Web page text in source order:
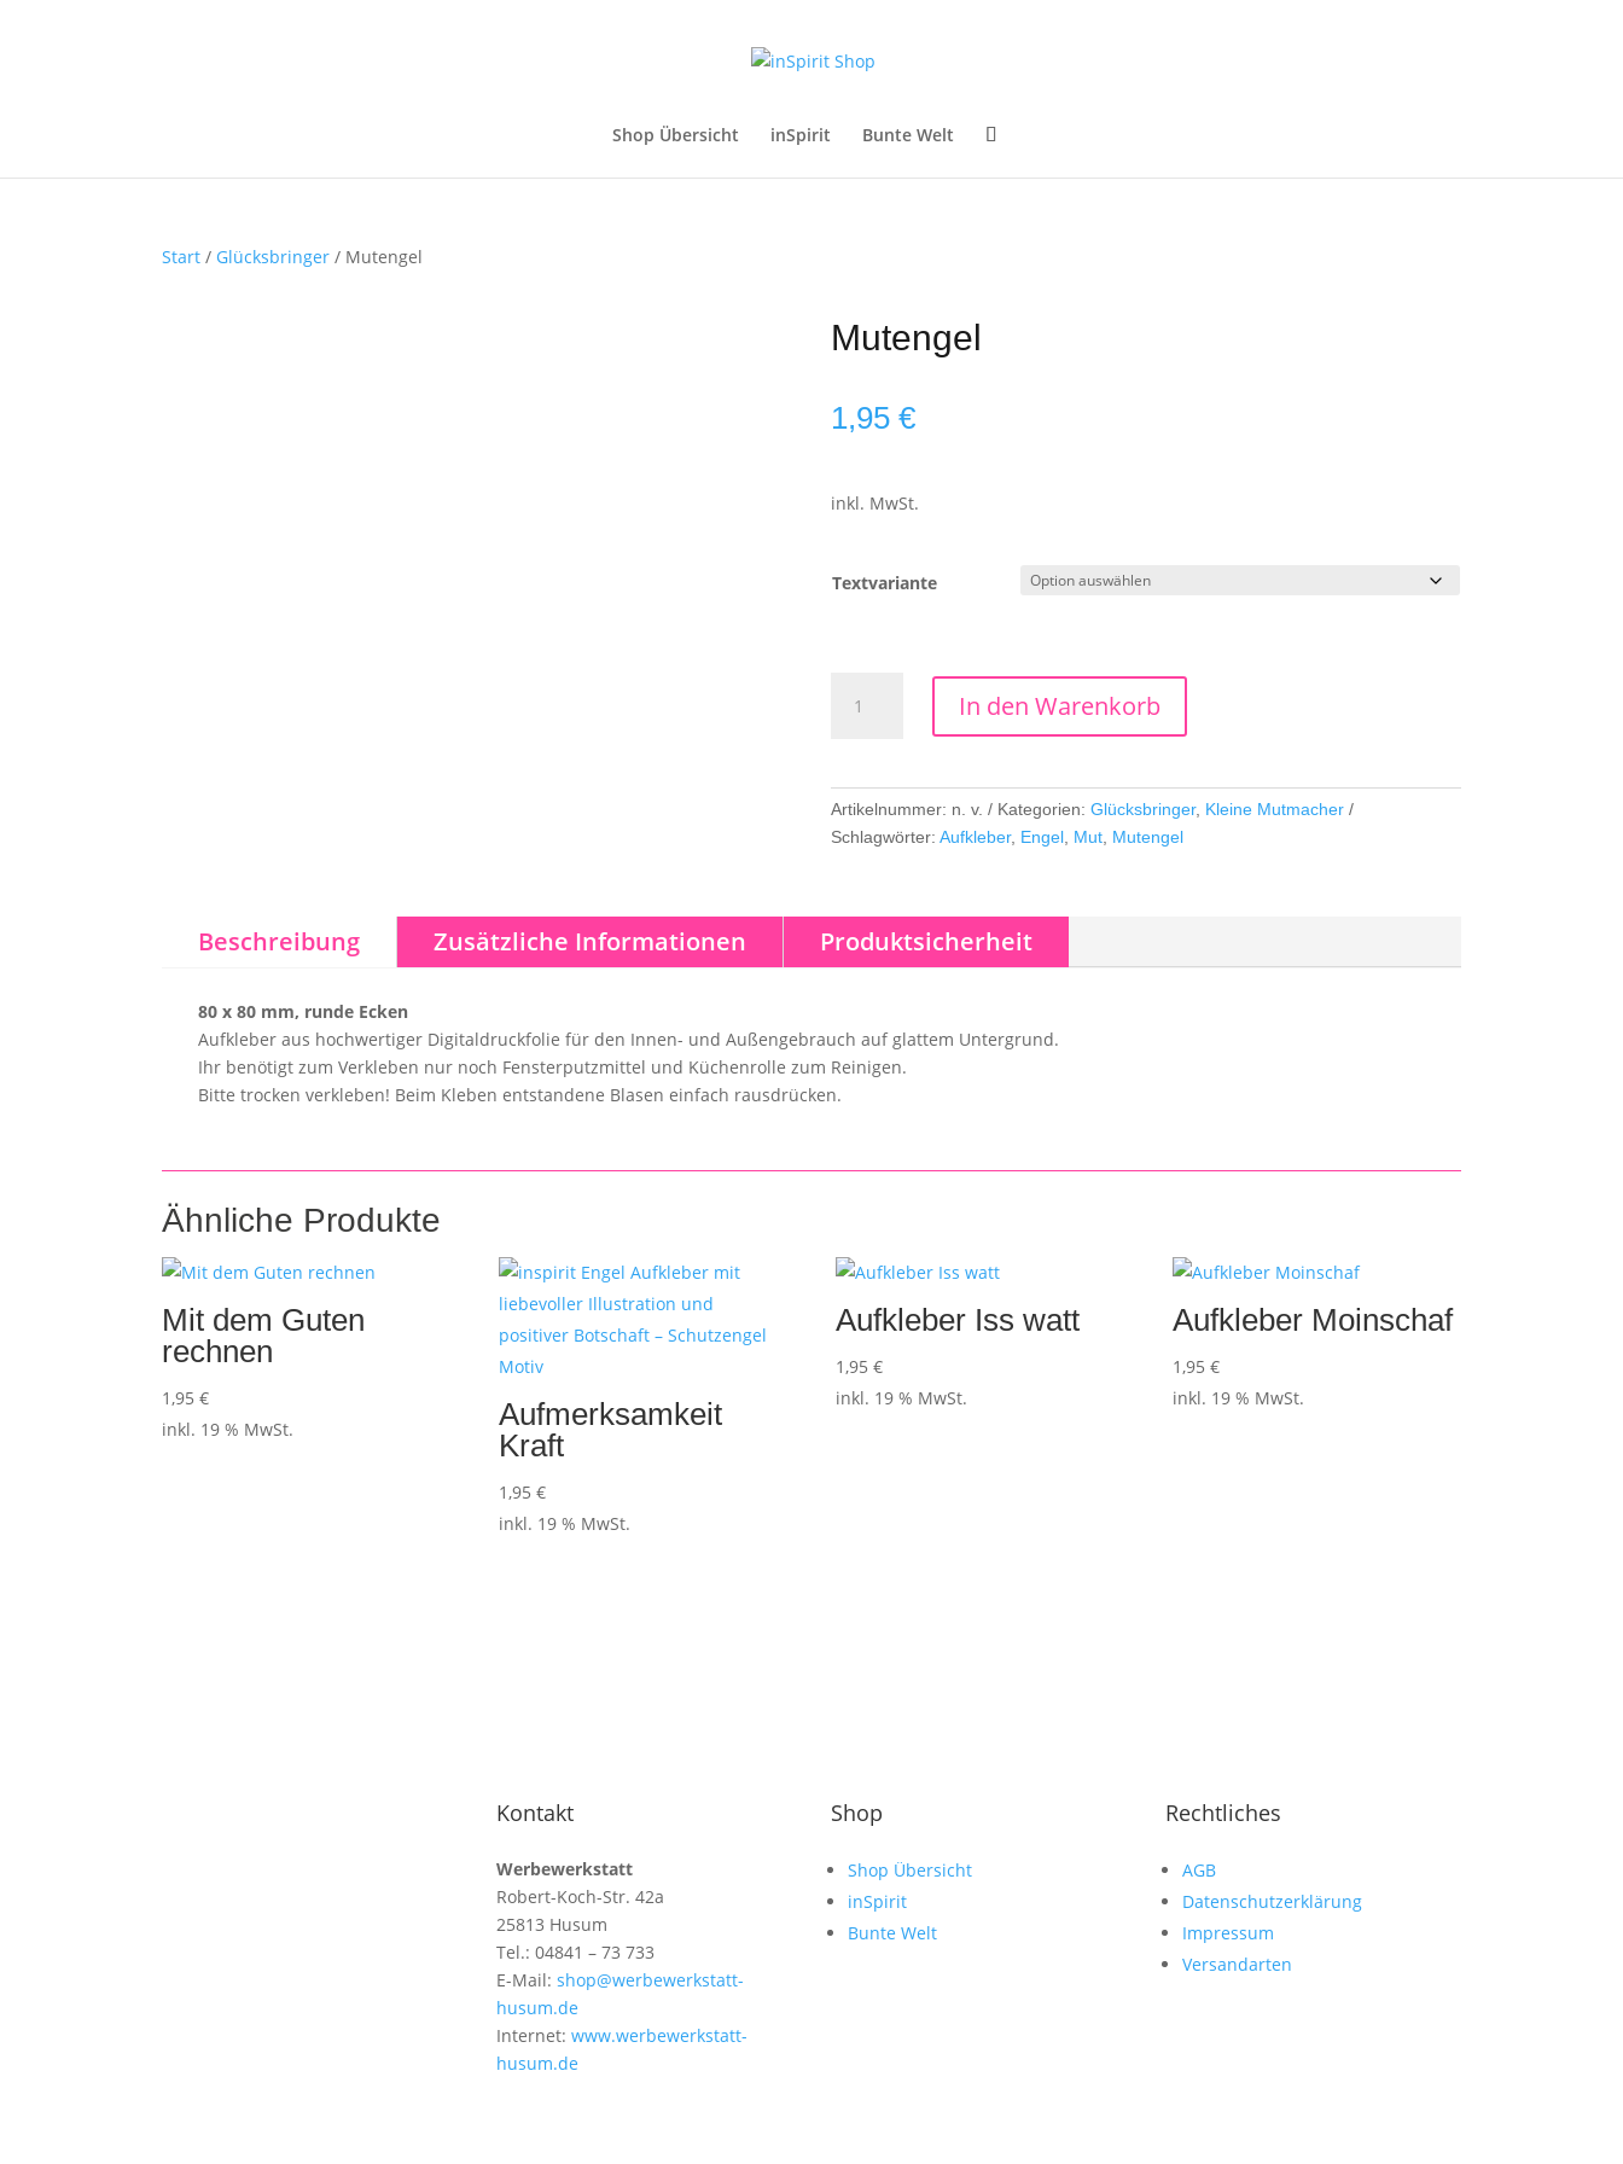
Shop Übersicht inSpirit Bunte Welt
Start / Glücksbringer / Mutengel
Mutengel
1,95€
inkl. MwSt.
Textvariante
Menge
In den Warenkorb
Artikelnummer: n. v. Kategorien:Glücksbringer, Kleine Mutmacher
Schlagwörter:Aufkleber, Engel, Mut, Mutengel
Beschreibung Zusätzliche Informationen Produktsicherheit
80 x 80 mm, runde Ecken
Aufkleber aus hochwertiger Digitaldruckfolie für den Innen- und Außengebrauch auf glattem Untergrund.
Ihr benötigt zum Verkleben nur noch Fensterputzmittel und Küchenrolle zum Reinigen.
Bitte trocken verkleben! Beim Kleben entstandene Blasen einfach rausdrücken.
Ähnliche Produkte
Mit dem Guten
rechnen
1,95€
inkl. 19 % MwSt.
Aufmerksamkeit
Kraft
1,95€
inkl. 19 % MwSt.
Aufkleber Iss watt
1,95€
inkl. 19 % MwSt.
Aufkleber Moinschaf
1,95€
inkl. 19 % MwSt.
Kontakt
Werbewerkstatt
Robert-Koch-Str. 42a
25813 Husum
Tel.: 04841 – 73 733
E-Mail: shop@werbewerkstatt-
husum.de
Internet: www.werbewerkstatt-
husum.de
Shop
Shop Übersicht
inSpirit
Bunte Welt
Rechtliches
AGB
Datenschutzerklärung
Impressum
Versandarten